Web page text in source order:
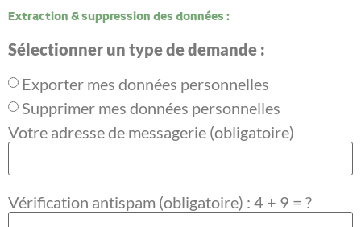
Extraction & suppression des données :
Sélectionner un type de demande :
Exporter mes données personnelles
Supprimer mes données personnelles
Votre adresse de messagerie (obligatoire)
Vérification antispam (obligatoire) : 4 + 9 = ?